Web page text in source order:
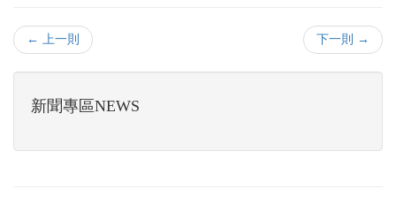
← 上一則 下一則 →
新聞專區NEWS